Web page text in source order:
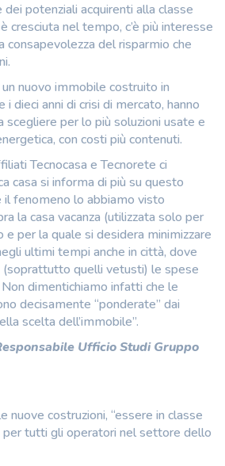
dei potenziali acquirenti alla classe
cresciuta nel tempo, c’è più interesse
consapevolezza del risparmio che
nuovo immobile costruito in
dieci anni di crisi di mercato, hanno
scegliere per lo più soluzioni usate e
con costi più contenuti.
Tecnocasa e Tecnorete ci
casa si informa di più su questo
fenomeno lo abbiamo visto
la casa vacanza (utilizzata solo per
e per la quale si desidera minimizzare
ultimi tempi anche in città, dove
(soprattutto quelli vetusti) le spese
dimentichiamo infatti che le
decisamente “ponderate” dai
scelta dell’immobile”.
Ufficio Studi Gruppo
nuove costruzioni, “essere in classe
per tutti gli operatori nel settore dello